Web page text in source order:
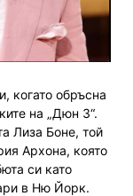
когато обръсна
на „Дюн 3“.
Лиза Боне, той
Архона, която
си като
в Ню Йорк.